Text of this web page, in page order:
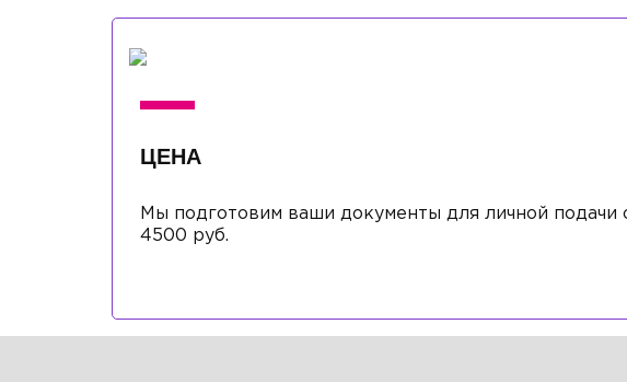
ЦЕНА
Мы подготовим ваши документы для личной подачи
4500 руб.